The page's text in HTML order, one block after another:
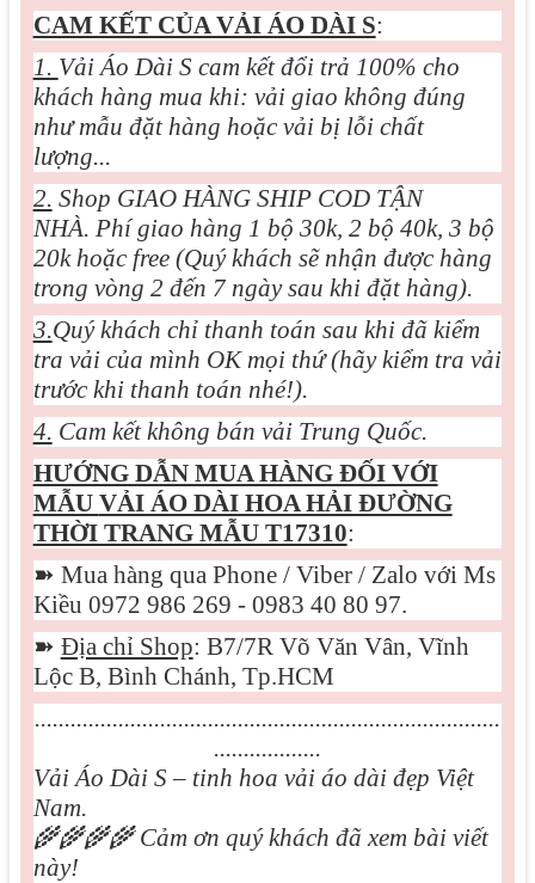
CAM KẾT CỦA VẢI ÁO DÀI S:
1. Vải Áo Dài S cam kết đổi trả 100% cho
khách hàng mua khi: vải giao không đúng
như mẫu đặt hàng hoặc vải bị lỗi chất
lượng...
2. Shop GIAO HÀNG SHIP COD TẬN
NHÀ. Phí giao hàng 1 bộ 30k, 2 bộ 40k, 3 bộ
20k hoặc free (Quý khách sẽ nhận được hàng
trong vòng 2 đến 7 ngày sau khi đặt hàng).
3.Quý khách chỉ thanh toán sau khi đã kiểm
tra vải của mình OK mọi thứ (hãy kiểm tra vải
trước khi thanh toán nhé!).
4. Cam kết không bán vải Trung Quốc.
HƯỚNG DẪN MUA HÀNG ĐỐI VỚI
MẪU VẢI ÁO DÀI HOA HẢI ĐƯỜNG
THỜI TRANG MẪU T17310:
➽ Mua hàng qua Phone / Viber / Zalo với Ms
Kiều 0972 986 269 - 0983 40 80 97.
➽ Địa chỉ Shop: B7/7R Võ Văn Vân, Vĩnh
Lộc B, Bình Chánh, Tp.HCM
..............................................................................
..................
Vải Áo Dài S – tinh hoa vải áo dài đẹp Việt
Nam.
🌾🌾🌾🌾Cảm ơn quý khách đã xem bài viết
này!